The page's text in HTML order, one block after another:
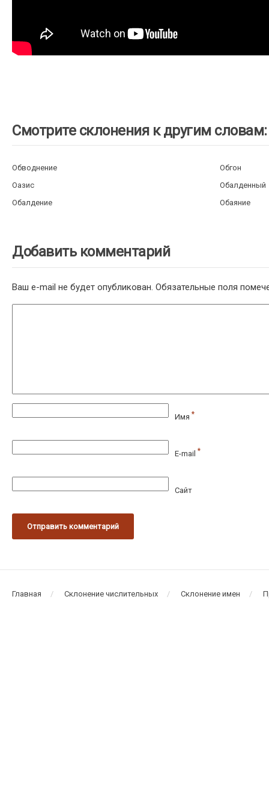
Смотрите склонения к другим словам:
Обводнение
Обгон
Оазис
Обалденный
Обалдение
Обаяние
Добавить комментарий
Ваш e-mail не будет опубликован. Обязательные поля
Имя *
E-mail *
Сайт
Главная Склонение числительных Склонение имен